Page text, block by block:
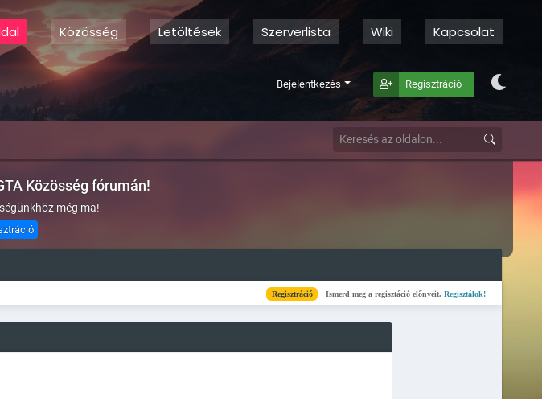
Közösség Letöltések Szerverlista Wiki Kapcsolat
Bejelentkezés Regisztráció
Közösség fórumán!
még ma!
Regisztráció Ismerd meg a regisztáció előnyeit.Regisztálok! Kész